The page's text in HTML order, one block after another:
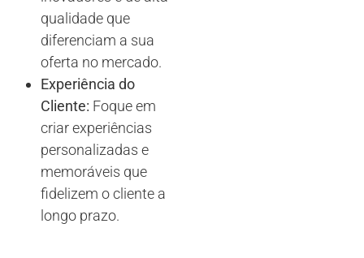
qualidade que
diferenciam a sua
oferta no mercado.
Experiência do
Cliente: Foque em
criar experiências
personalizadas e
memoráveis que
fidelizem o cliente a
longo prazo.